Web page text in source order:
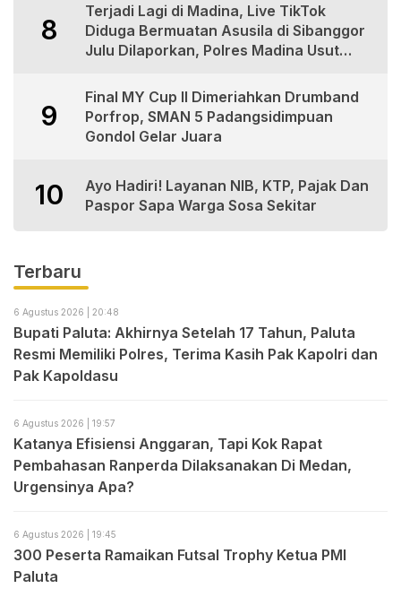
8
Terjadi Lagi di Madina, Live TikTok
Diduga Bermuatan Asusila di Sibanggor
Julu Dilaporkan, Polres Madina Usut
9
Final MY Cup II Dimeriahkan Drumband
Porfrop, SMAN 5 Padangsidimpuan
Gondol Gelar Juara
10
Ayo Hadiri! Layanan NIB, KTP, Pajak Dan
Paspor Sapa Warga Sosa Sekitar
Terbaru
6 Agustus 2026 | 20:48
Bupati Paluta: Akhirnya Setelah 17 Tahun, Paluta
Resmi Memiliki Polres, Terima Kasih Pak Kapolri dan
Pak Kapoldasu
6 Agustus 2026 | 19:57
Katanya Efisiensi Anggaran, Tapi Kok Rapat
Pembahasan Ranperda Dilaksanakan Di Medan,
Urgensinya Apa?
6 Agustus 2026 | 19:45
300 Peserta Ramaikan Futsal Trophy Ketua PMI
Paluta